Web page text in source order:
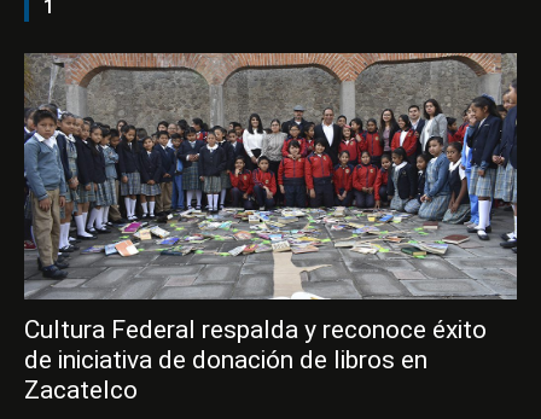
1
Cultura Federal respalda y reconoce éxito
de iniciativa de donación de libros en
Zacatelco